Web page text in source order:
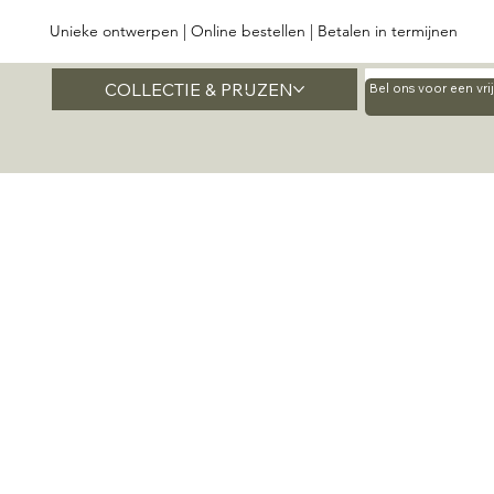
Unieke ontwerpen | Online bestellen | Betalen in termijnen
COLLECTIE & PRIJZEN Home
Bel ons voor een